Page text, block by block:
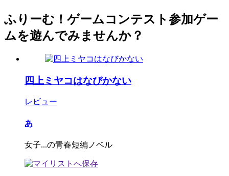
ふりーむ！ゲームコンテスト参加ゲー
ムを遊んでみませんか？
四上ミヤコはなびかない
レビュー
あ
女子...の青春短編ノベル